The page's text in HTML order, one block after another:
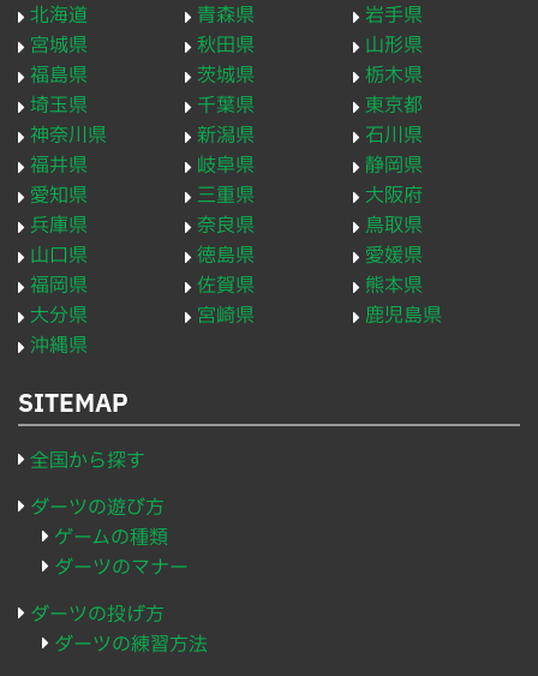
北海道 青森県
岩手県
宮城県
秋田県
山形県
福島県
茨城県
栃木県
埼玉県
千葉県
東京都
神奈川県
新潟県
石川県
福井県
岐阜県
静岡県
愛知県
三重県
大阪府
兵庫県
奈良県
鳥取県
山口県
徳島県
愛媛県
福岡県
佐賀県
熊本県
大分県
宮崎県
鹿児島県
沖縄県
SITEMAP
全国から探す
ダーツの遊び方
ゲームの種類
ダーツのマナー
ダーツの投げ方
ダーツの練習方法